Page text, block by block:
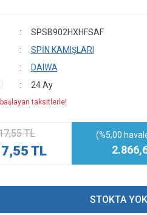
SPSB902HXHFSAF
SPİN KAMIŞLARI
DAIWA
24 Ay
taksitlerle!
TL
TL
(%5,00
STOKTA YOK